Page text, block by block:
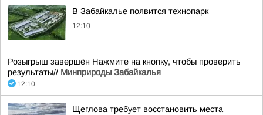
В Забайкалье появится технопарк
12:10
Розыгрыш завершён Нажмите на кнопку, чтобы проверить
результаты// Минприроды Забайкалья
12:10
Щеглова требует восстановить места